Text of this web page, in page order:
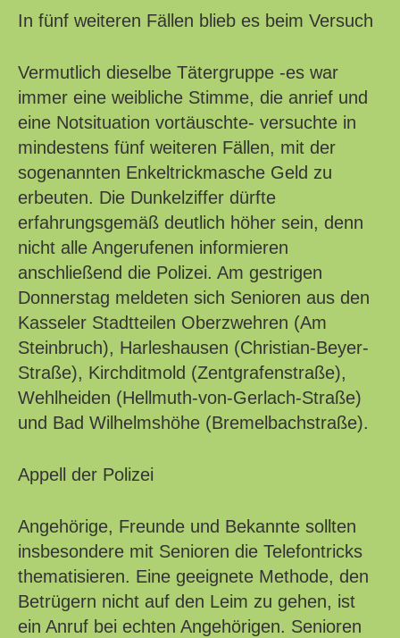
In fünf weiteren Fällen blieb es beim Versuch
Vermutlich dieselbe Tätergruppe -es war
immer eine weibliche Stimme, die anrief und
eine Notsituation vortäuschte- versuchte in
mindestens fünf weiteren Fällen, mit der
sogenannten Enkeltrickmasche Geld zu
erbeuten. Die Dunkelziffer dürfte
erfahrungsgemäß deutlich höher sein, denn
nicht alle Angerufenen informieren
anschließend die Polizei. Am gestrigen
Donnerstag meldeten sich Senioren aus den
Kasseler Stadtteilen Oberzwehren (Am
Steinbruch), Harleshausen (Christian-Beyer-
Straße), Kirchditmold (Zentgrafenstraße),
Wehlheiden (Hellmuth-von-Gerlach-Straße)
und Bad Wilhelmshöhe (Bremelbachstraße).
Appell der Polizei
Angehörige, Freunde und Bekannte sollten
insbesondere mit Senioren die Telefontricks
thematisieren. Eine geeignete Methode, den
Betrügern nicht auf den Leim zu gehen, ist
ein Anruf bei echten Angehörigen. Senioren